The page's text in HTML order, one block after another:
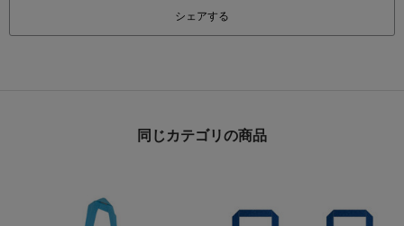
シェアする
同じカテゴリの商品